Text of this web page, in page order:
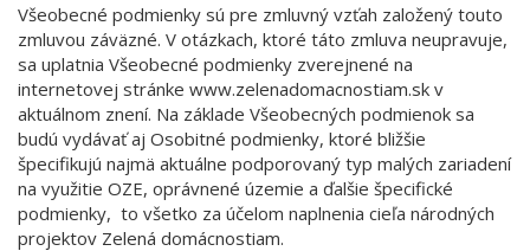
Všeobecné podmienky sú pre zmluvný vzťah založený touto
zmluvou záväzné. V otázkach, ktoré táto zmluva neupravuje,
sa uplatnia Všeobecné podmienky zverejnené na
internetovej stránke www.zelenadomacnostiam.sk v
aktuálnom znení. Na základe Všeobecných podmienok sa
budú vydávať aj Osobitné podmienky, ktoré bližšie
špecifikujú najmä aktuálne podporovaný typ malých zariadení
na využitie OZE, oprávnené územie a ďalšie špecifické
podmienky, to všetko za účelom naplnenia cieľa národných
projektov Zelená domácnostiam.